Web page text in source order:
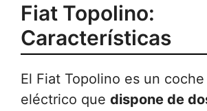
Fiat Topolino:
Características
El Fiat Topolino es un
eléctrico que dispone de